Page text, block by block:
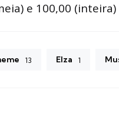
e 100,00 (inteira)
13 Elza 1